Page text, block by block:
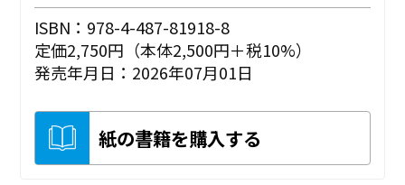
ISBN：978-4-487-81918-8
定価2,750円（本体2,500円＋税10%）
発売年月日：2026年07月01日
紙の書籍を購入する